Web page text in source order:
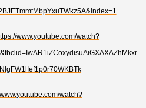
www.youtube.com/watch?
watch?